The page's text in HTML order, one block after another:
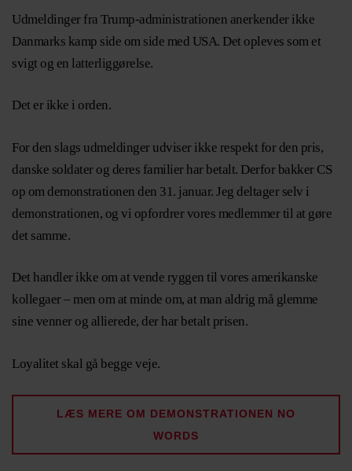
Udmeldinger fra Trump-administrationen anerkender ikke
Danmarks kamp side om side med USA. Det opleves som et
svigt og en latterliggørelse.
Det er ikke i orden.
For den slags udmeldinger udviser ikke respekt for den pris,
danske soldater og deres familier har betalt. Derfor bakker CS
op om demonstrationen den 31. januar. Jeg deltager selv i
demonstrationen, og vi opfordrer vores medlemmer til at gøre
det samme.
Det handler ikke om at vende ryggen til vores amerikanske
kollegaer – men om at minde om, at man aldrig må glemme
sine venner og allierede, der har betalt prisen.
Loyalitet skal gå begge veje.
LÆS MERE OM DEMONSTRATIONEN NO
WORDS